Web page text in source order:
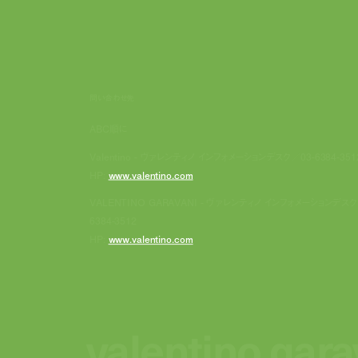
www.valentino.com
www.valentino.com